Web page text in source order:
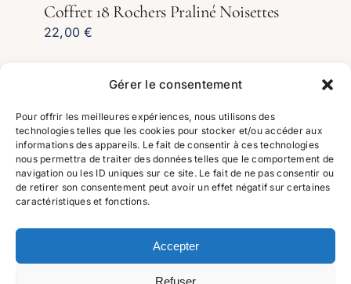
Gérer le consentement
Pour offrir les meilleures expériences, nous utilisons des
technologies telles que les cookies pour stocker et/ou accéder aux
informations des appareils. Le fait de consentir à ces technologies
nous permettra de traiter des données telles que le comportement de
navigation ou les ID uniques sur ce site. Le fait de ne pas consentir ou
de retirer son consentement peut avoir un effet négatif sur certaines
caractéristiques et fonctions.
Accepter
Refuser
Coffret 18 Rochers Praliné Noisettes
22,00€
Ajouter au panier
2023 Tous droits réservés | maison-jeym.com | 116 Av. de